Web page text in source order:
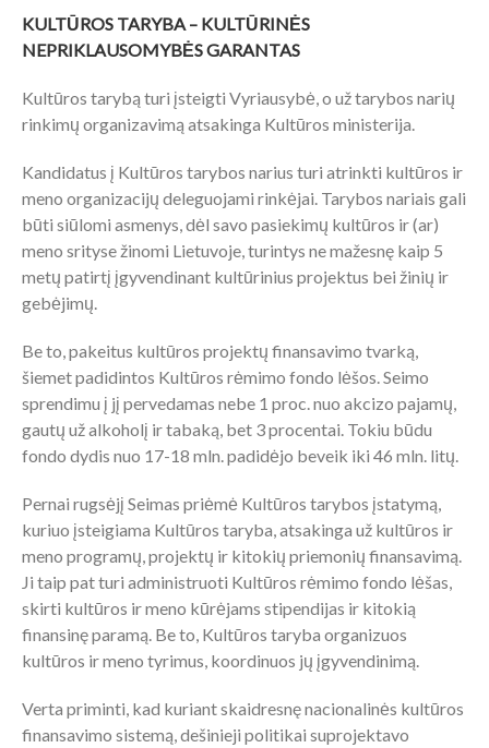
KULTŪROS TARYBA – KULTŪRINĖS
NEPRIKLAUSOMYBĖS GARANTAS
Kultūros tarybą turi įsteigti Vyriausybė, o už tarybos narių
rinkimų organizavimą atsakinga Kultūros ministerija.
Kandidatus į Kultūros tarybos narius turi atrinkti kultūros ir
meno organizacijų deleguojami rinkėjai. Tarybos nariais gali
būti siūlomi asmenys, dėl savo pasiekimų kultūros ir (ar)
meno srityse žinomi Lietuvoje, turintys ne mažesnę kaip 5
metų patirtį įgyvendinant kultūrinius projektus bei žinių ir
gebėjimų.
Be to, pakeitus kultūros projektų finansavimo tvarką,
šiemet padidintos Kultūros rėmimo fondo lėšos. Seimo
sprendimu į jį pervedamas nebe 1 proc. nuo akcizo pajamų,
gautų už alkoholį ir tabaką, bet 3 procentai. Tokiu būdu
fondo dydis nuo 17-18 mln. padidėjo beveik iki 46 mln. litų.
Pernai rugsėjį Seimas priėmė Kultūros tarybos įstatymą,
kuriuo įsteigiama Kultūros taryba, atsakinga už kultūros ir
meno programų, projektų ir kitokių priemonių finansavimą.
Ji taip pat turi administruoti Kultūros rėmimo fondo lėšas,
skirti kultūros ir meno kūrėjams stipendijas ir kitokią
finansinę paramą. Be to, Kultūros taryba organizuos
kultūros ir meno tyrimus, koordinuos jų įgyvendinimą.
Verta priminti, kad kuriant skaidresnę nacionalinės kultūros
finansavimo sistemą, dešinieji politikai suprojektavo